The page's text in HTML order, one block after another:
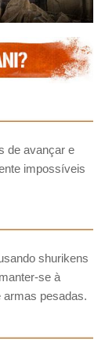
de avançar e
impossíveis
shurikens
se à
pesadas.